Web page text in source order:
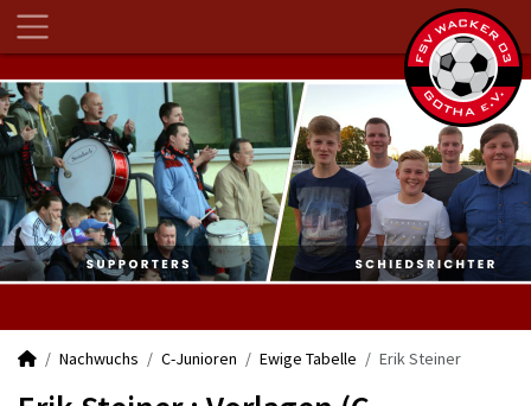
Nachwuchs C-Junioren Ewige Tabelle Erik Steiner